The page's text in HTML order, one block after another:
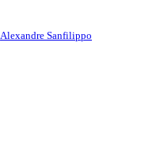
Alexandre Sanfilippo